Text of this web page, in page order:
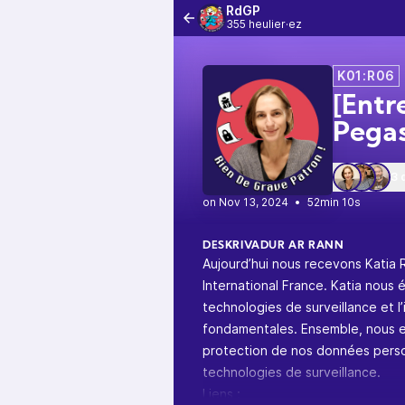
RdGP
355 heulier·ez
K01:R06
• 52min 10s
DESKRIVADUR AR RANN
Aujourd’hui nous recevons
International France. Katia nous
technologies de surveillance et
fondamentales. Ensemble, nous
protection de nos données
technologies de surveillance.
Liens :